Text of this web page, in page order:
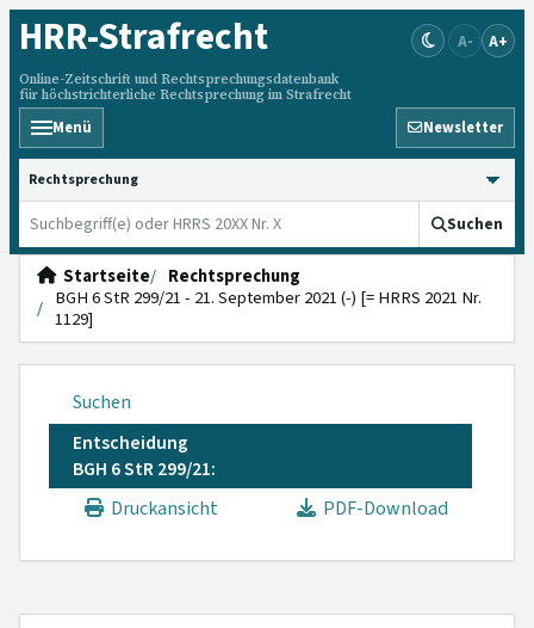
HRR-Strafrecht
Online-Zeitschrift und Rechtsprechungsdatenbank
für höchstrichterliche Rechtsprechung im Strafrecht
A- A+
Menü Newsletter
HRRS durchsuchen
Suchen
Startseite
Rechtsprechung
BGH 6 StR 299/21 - 21. September 2021 (-) [= HRRS 2021 Nr.
1129]
Suchen
Entscheidung
BGH 6 StR 299/21:
Druckansicht
PDF-Download